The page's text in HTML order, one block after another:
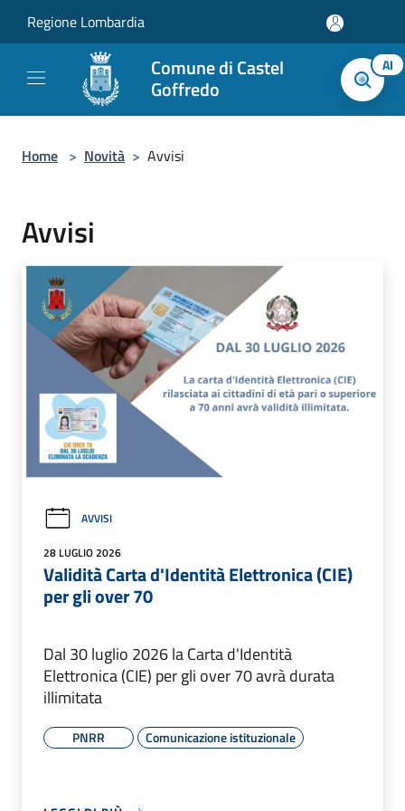
Regione Lombardia
Comune di Castel
Goffredo
AI
Home > Novità > Avvisi
Avvisi
AVVISI
28 LUGLIO 2026
Validità Carta d'Identità Elettronica (CIE)
per gli over 70
Dal 30 luglio 2026 la Carta d'Identità
Elettronica (CIE) per gli over 70 avrà durata
illimitata
PNRR Comunicazione istituzionale